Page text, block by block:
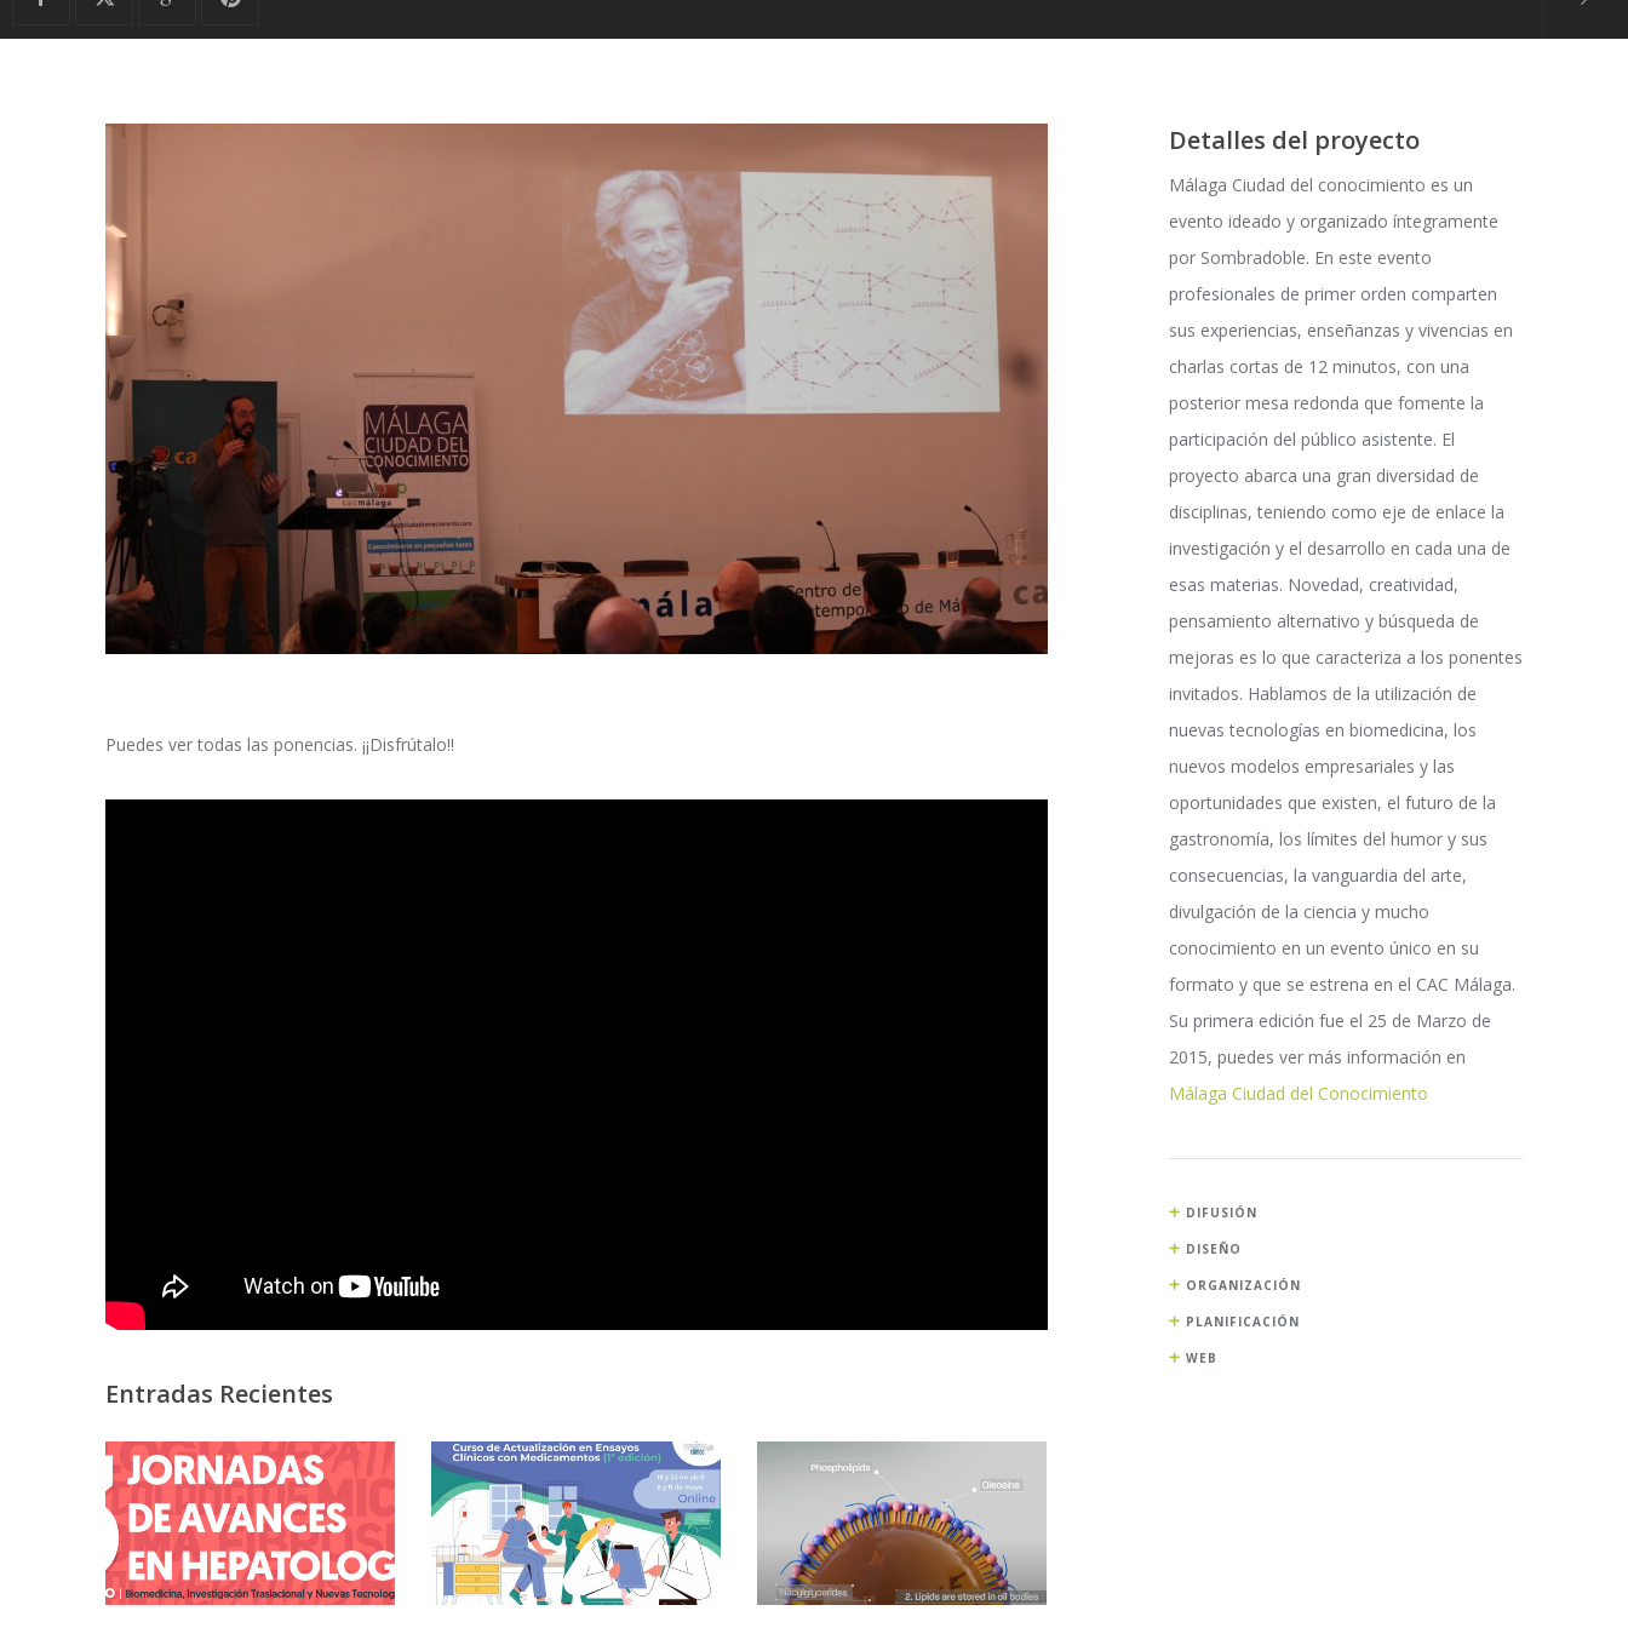
Puedes ver todas las ponencias. ¡¡Disfrútalo!!
Entradas Recientes
Detalles del proyecto
Málaga Ciudad del conocimiento es un
evento ideado y organizado íntegramente
por Sombradoble. En este evento
profesionales de primer orden comparten
sus experiencias, enseñanzas y vivencias en
charlas cortas de 12 minutos, con una
posterior mesa redonda que fomente la
participación del público asistente. El
proyecto abarca una gran diversidad de
disciplinas, teniendo como eje de enlace la
investigación y el desarrollo en cada una de
esas materias. Novedad, creatividad,
pensamiento alternativo y búsqueda de
mejoras es lo que caracteriza a los ponentes
invitados. Hablamos de la utilización de
nuevas tecnologías en biomedicina, los
nuevos modelos empresariales y las
oportunidades que existen, el futuro de la
gastronomía, los límites del humor y sus
consecuencias, la vanguardia del arte,
divulgación de la ciencia y mucho
conocimiento en un evento único en su
formato y que se estrena en el CAC Málaga.
Su primera edición fue el 25 de Marzo de
2015, puedes ver más información en
Málaga Ciudad del Conocimiento
DIFUSIÓN
DISEÑO
ORGANIZACIÓN
PLANIFICACIÓN
WEB